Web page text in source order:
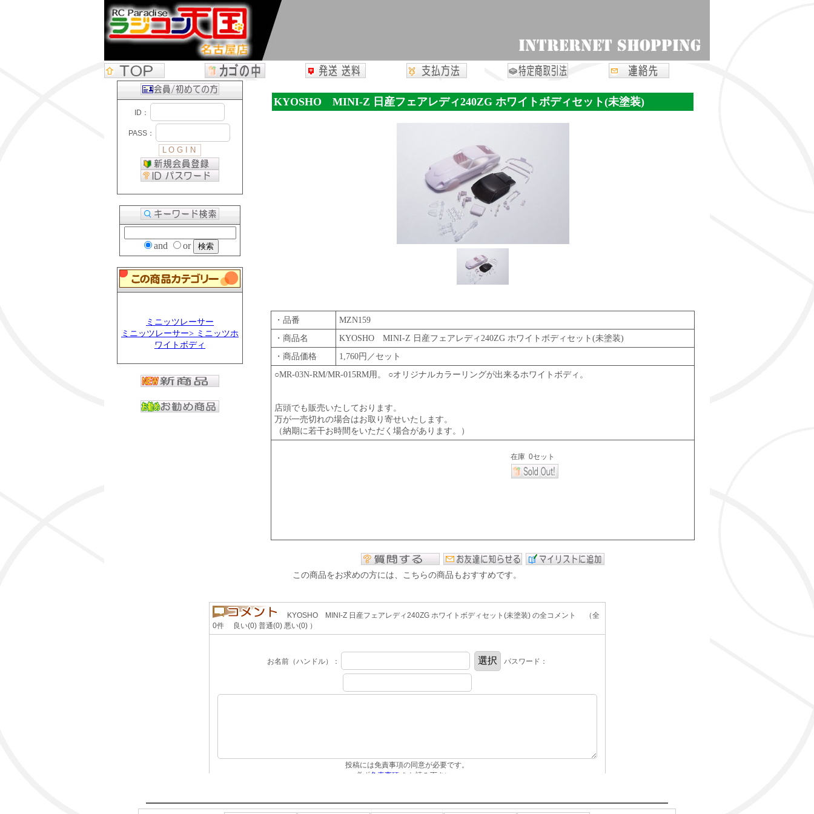
and or
ミニッツレーサー
ミニッツレーサー> ミニッツホ
ワイトボディ
KYOSHO MINI-Z 日産フェアレディ240ZG ホワイトボディセット(未塗装)
・品番
MZN159
・商品名
KYOSHO MINI-Z 日産フェアレディ240ZG ホワイトボディセット(未塗装)
・商品価格
1,760円／セット
○MR-03N-RM/MR-015RM用。 ○オリジナルカラーリングが出来るホワイトボディ。
店頭でも販売いたしております。
万が一売切れの場合はお取り寄せいたします。
（納期に若干お時間をいただく場合があります。）
この商品をお求めの方には、こちらの商品もおすすめです。